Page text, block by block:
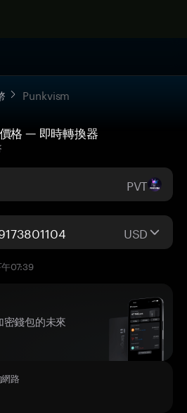
Punkvism
格 — 即時轉換器
PVT
USD
07:39
錢包的未來
路